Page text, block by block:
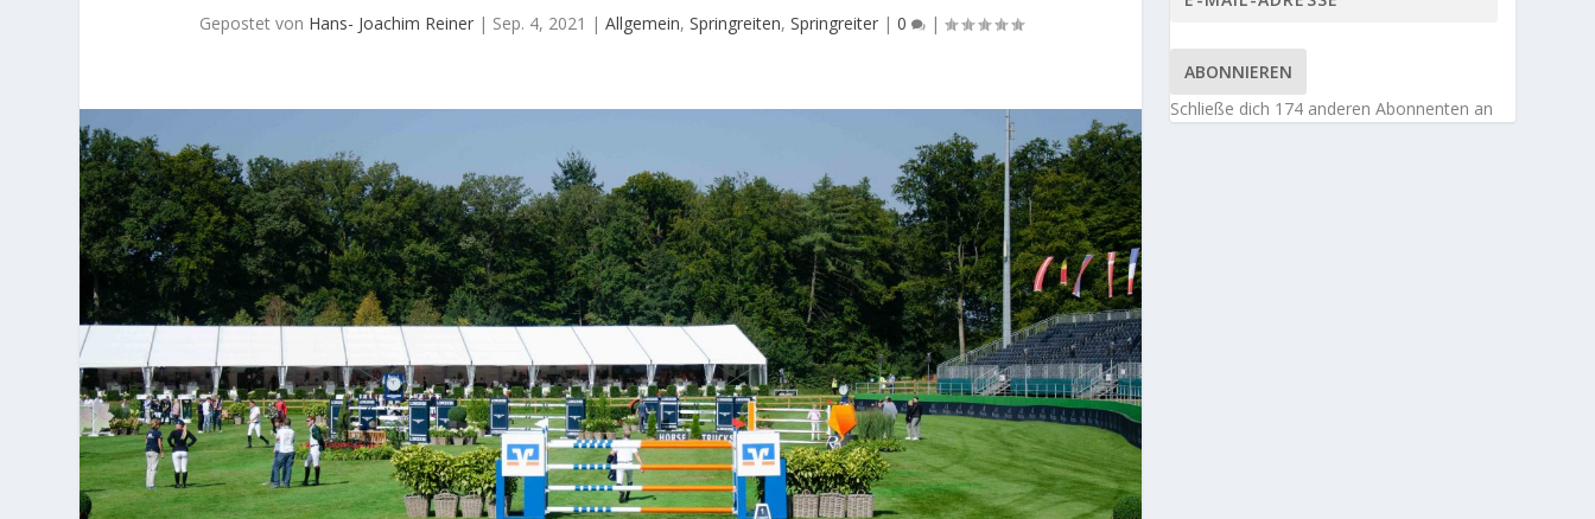
Gepostet von Hans- Joachim Reiner| Sep. 4, 2021 | Allgemein, Springreiten, Springreiter| 0 |
ABONNIEREN
Schließe dich 174 anderen Abonnenten an